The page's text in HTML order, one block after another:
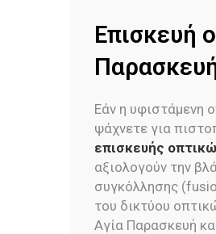
Επισκευή
Εάν η υφιστάμενη
ψάχνετε για
επισκευής
αξιολογούν την
συγκόλλησης
του δικτύου
Αγία Παρασκευή